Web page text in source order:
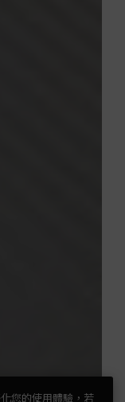
您的使用體驗，若